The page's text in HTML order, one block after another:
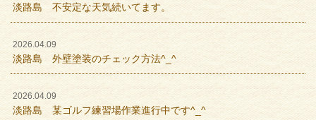
淡路島 不安定な天気続いてます。
2026.04.09
淡路島 外壁塗装のチェック方法^_^
2026.04.09
淡路島 某ゴルフ練習場作業進行中です^_^